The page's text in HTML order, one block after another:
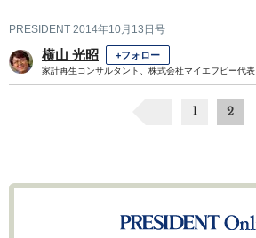
PRESIDENT 2014年10月13日号
横山 光昭 +フォロー
家計再生コンサルタント、株式会社マイエフピー代表
1 2